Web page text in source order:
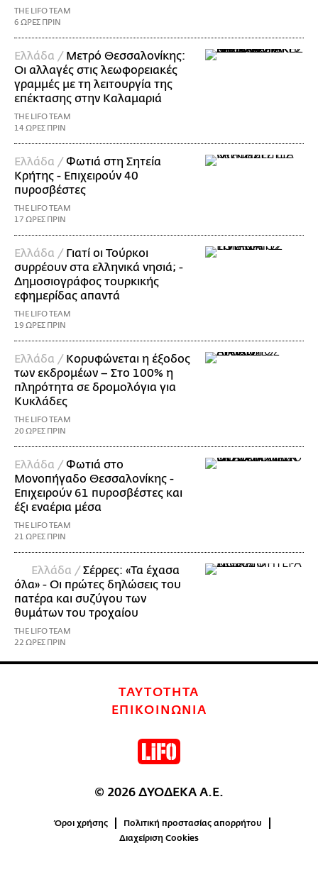
THE LIFO TEAM
6 ΩΡΕΣ ΠΡΙΝ
Ελλάδα / Μετρό Θεσσαλονίκης:
Οι αλλαγές στις λεωφορειακές
γραμμές με τη λειτουργία της
επέκτασης στην Καλαμαριά
THE LIFO TEAM
14 ΩΡΕΣ ΠΡΙΝ
Ελλάδα /Φωτιά στη Σητεία
Κρήτης - Επιχειρούν 40
πυροσβέστες
THE LIFO TEAM
17 ΩΡΕΣ ΠΡΙΝ
Ελλάδα / Γιατί οι Τούρκοι
συρρέουν στα ελληνικά νησιά; -
Δημοσιογράφος τουρκικής
εφημερίδας απαντά
THE LIFO TEAM
19 ΩΡΕΣ ΠΡΙΝ
Ελλάδα / Κορυφώνεται η έξοδος
των εκδρομέων – Στο 100% η
πληρότητα σε δρομολόγια για
Κυκλάδες
THE LIFO TEAM
20 ΩΡΕΣ ΠΡΙΝ
Ελλάδα /Φωτιά στο
Μονοπήγαδο Θεσσαλονίκης -
Επιχειρούν 61 πυροσβέστες και
έξι εναέρια μέσα
THE LIFO TEAM
21 ΩΡΕΣ ΠΡΙΝ
Ελλάδα /Σέρρες: «Τα έχασα
όλα» - Οι πρώτες δηλώσεις του
πατέρα και συζύγου των
θυμάτων του τροχαίου
THE LIFO TEAM
22 ΩΡΕΣ ΠΡΙΝ
ΤΑΥΤΟΤΗΤΑ
ΕΠΙΚΟΙΝΩΝΙΑ
© 2026 ΔΥΟΔΕΚΑ Α.Ε.
Όροι χρήσης
Πολιτική προστασίας απορρήτου
Διαχείριση Cookies